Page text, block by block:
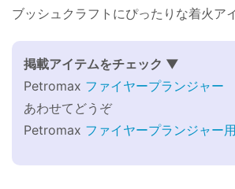
ブッシュクラフトにぴったりな着火ア
掲載アイテムをチェック ▼
Petromax ファイヤープランジャー
あわせてどうぞ
Petromax ファイヤープランジャー